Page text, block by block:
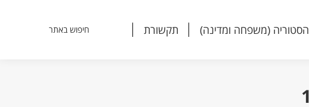
הסטוריה (משפחה ומדינה) תקשורת Search:
חיפוש באתר